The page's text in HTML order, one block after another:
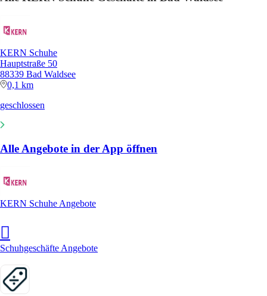
KERN Schuhe
Hauptstraße 50
88339 Bad Waldsee
0,1 km
geschlossen
Alle Angebote in der App öffnen
KERN Schuhe Angebote
Schuhgeschäfte Angebote